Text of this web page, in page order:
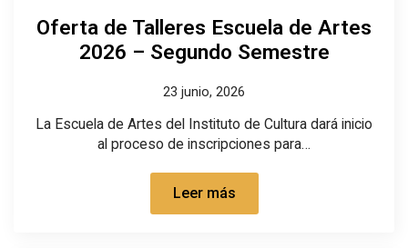
Oferta de Talleres Escuela de Artes
2026 – Segundo Semestre
23 junio, 2026
La Escuela de Artes del Instituto de Cultura dará inicio
al proceso de inscripciones para…
Leer más